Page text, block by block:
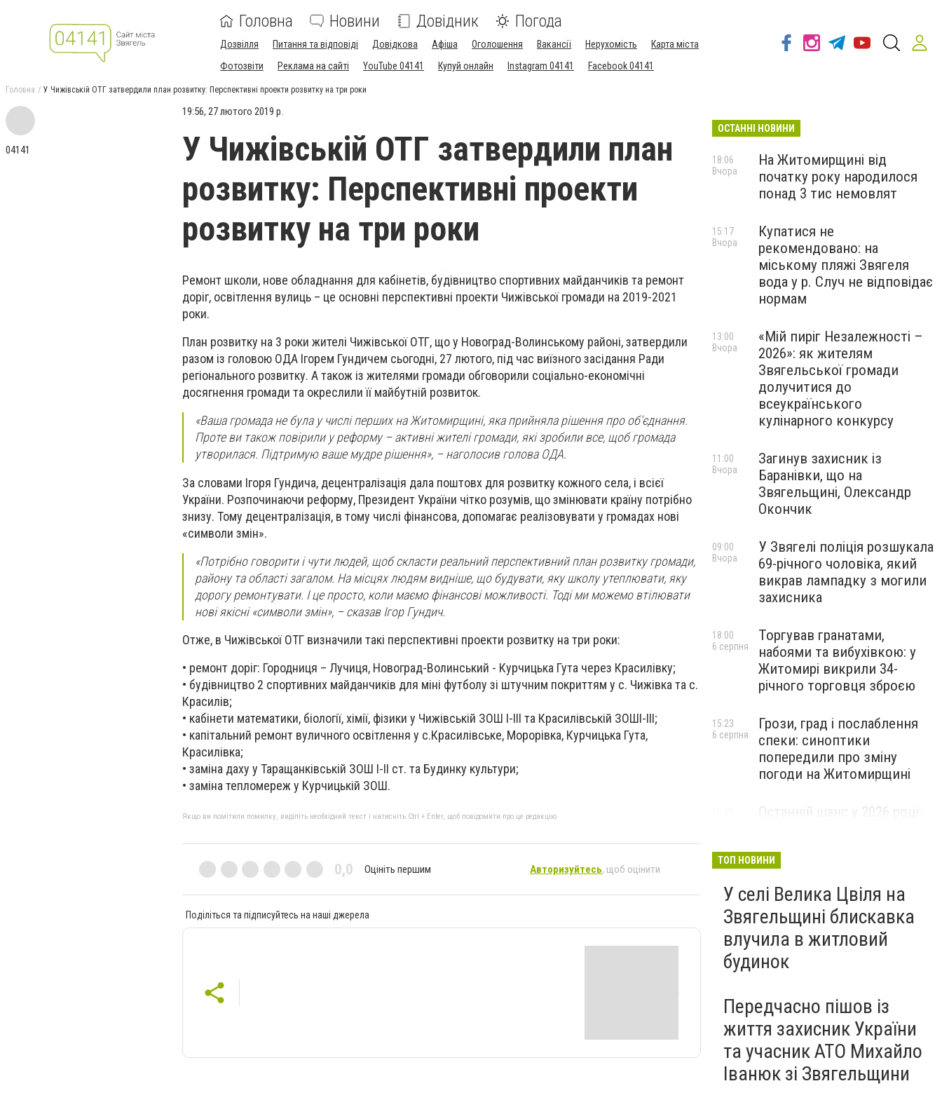
Головна Новини Довідник Погода
Дозвілля Питання та відповіді Довідкова Афіша Оголошення Вакансії Нерухомість
Карта міста
Фотозвіти
Реклама на сайті YouTube 04141 Купуй онлайн Instagram 04141 Facebook 04141
Головна У Чижівській ОТГ затвердили план розвитку: Перспективні проекти розвитку на три роки
04141
19:56, 27 лютого 2019 р.
У Чижівській ОТГ затвердили план
розвитку: Перспективні проекти
розвитку на три роки
Ремонт школи, нове обладнання для кабінетів, будівництво спортивних майданчиків та ремонт
доріг, освітлення вулиць – це основні перспективні проекти Чижівської громади на 2019-2021
роки.
План розвитку на 3 роки жителі Чижівської ОТГ, що у Новоград-Волинському районі, затвердили
разом із головою ОДА Ігорем Гундичем сьогодні, 27 лютого, під час виїзного засідання Ради
регіонального розвитку. А також із жителями громади обговорили соціально-економічні
досягнення громади та окреслили її майбутній розвиток.
«Ваша громада не була у числі перших на Житомирщині, яка прийняла рішення про об'єднання.
Проте ви також повірили у реформу – активні жителі громади, які зробили все, щоб громада
утворилася. Підтримую ваше мудре рішення», – наголосив голова ОДА.
За словами Ігоря Гундича, децентралізація дала поштовх для розвитку кожного села, і всієї
України. Розпочинаючи реформу, Президент України чітко розумів, що змінювати країну потрібно
знизу. Тому децентралізація, в тому числі фінансова, допомагає реалізовувати у громадах нові
«символи змін».
«Потрібно говорити і чути людей, щоб скласти реальний перспективний план розвитку громади,
району та області загалом. На місцях людям видніше, що будувати, яку школу утеплювати, яку
дорогу ремонтувати. І це просто, коли маємо фінансові можливості. Тоді ми можемо втілювати
нові якісні «символи змін», – сказав Ігор Гундич.
Отже, в Чижівської ОТГ визначили такі перспективні проекти розвитку на три роки:
• ремонт доріг: Городниця – Лучиця, Новоград-Волинський - Курчицька Гута через Красилівку;
• будівництво 2 спортивних майданчиків для міні футболу зі штучним покриттям у с. Чижівка та с.
Красилів;
• кабінети математики, біології, хімії, фізики у Чижівській ЗОШ I-III та Красилівській ЗОШI-III;
• капітальний ремонт вуличного освітлення у с.Красилівське, Морорівка, Курчицька Гута,
Красилівка;
• заміна даху у Таращанківській ЗОШ I-II ст. та Будинку культури;
• заміна тепломереж у Курчицькій ЗОШ.
Якщо ви помітили помилку, виділіть необхідний текст і натисніть Ctrl + Enter, щоб повідомити про це редакцію
0,0 Оцініть першим Авторизуйтесь, щоб оцінити
Поділіться та підписуйтесь на наші джерела
ОСТАННІ НОВИНИ
На Житомирщині від
початку року народилося
понад 3 тис немовлят
18:06
Вчора
Купатися не
рекомендовано: на
міському пляжі Звягеля
вода у р. Случ не відповідає
нормам
15:17
Вчора
«Мій пиріг Незалежності –
2026»: як жителям
Звягельської громади
долучитися до
всеукраїнського
кулінарного конкурсу
13:00
Вчора
Загинув захисник із
Баранівки, що на
Звягельщині, Олександр
Окончик
11:00
Вчора
У Звягелі поліція розшукала
69-річного чоловіка, який
викрав лампадку з могили
захисника
09:00
Вчора
Торгував гранатами,
набоями та вибухівкою: у
Житомирі викрили 34-
річного торговця зброєю
18:00
6 серпня
Грози, град і послаблення
спеки: синоптики
попередили про зміну
погоди на Житомирщині
15:23
6 серпня
Останній шанс у 2026 році:
майбутніх водійок автобусів
ТОП НОВИНИ
У селі Велика Цвіля на
Звягельщині блискавка
влучила в житловий
будинок
Передчасно пішов із
життя захисник України
та учасник АТО Михайло
Іванюк зі Звягельщини